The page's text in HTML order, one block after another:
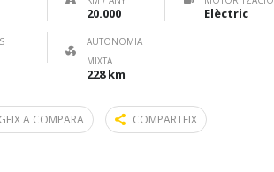
20.000 Elèctric
AUTONOMIA
MIXTA
228 km
A COMPARA COMPARTEIX